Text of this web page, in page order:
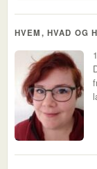
HVEM, HVAD OG